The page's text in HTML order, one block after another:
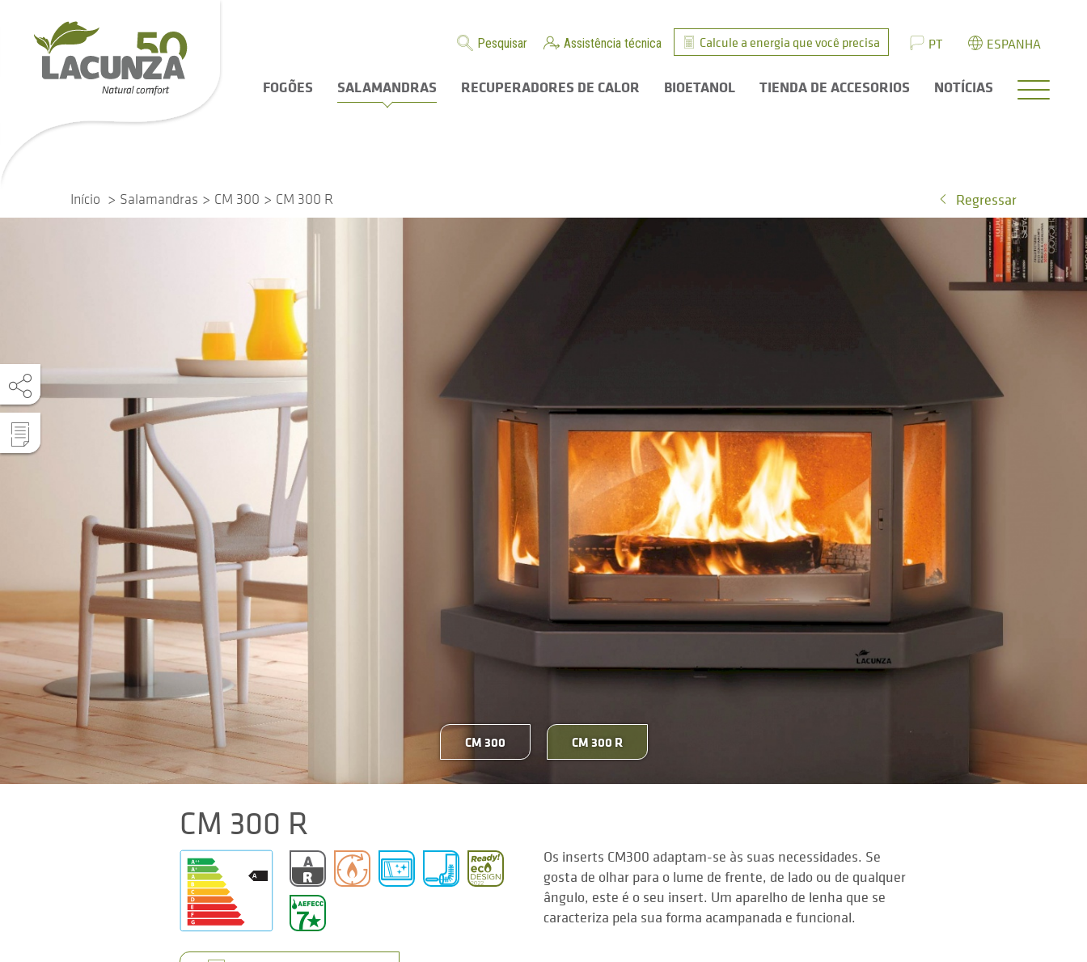
Pesquisar Assistência técnica Calcule a energia que você precisa PT ESPANHA
FOGÕES SALAMANDRAS RECUPERADORES DE CALOR BIOETANOL TIENDA DE ACCESORIOS NOTÍCIAS
Início Salamandras CM 300 CM 300 R Regressar
CM 300 CM 300 R
CM 300 R
Os inserts CM300 adaptam-se às suas necessidades. Se
gosta de olhar para o lume de frente, de lado ou de qualquer
ângulo, este é o seu insert. Um aparelho de lenha que se
caracteriza pela sua forma acampanada e funcional.